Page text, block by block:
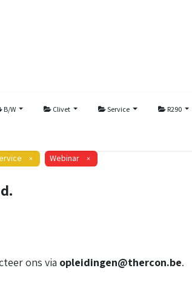
B/W Clivet Service R290
× Webinar ×
ons via opleidingen@thercon.be.